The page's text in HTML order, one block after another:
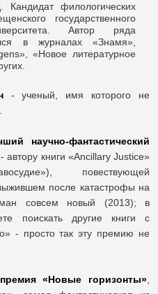
Кандидат филологических
государственного
Автор ряда
в журналах «Знамя»,
«Новое литературное
- ученый, имя которого не
научно-фантастический
- автору книги «Ancillary Justice»
повествующей
после катастрофы на
совсем новый (2013); в
поискать другие книги с
- просто так эту премию не
«Новые горизонты»